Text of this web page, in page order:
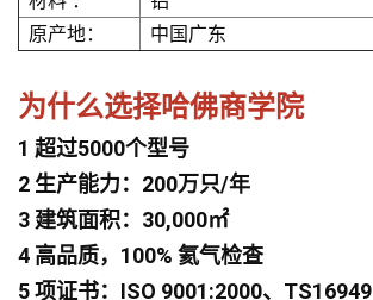
原产地：
中国广东
为什么选择哈佛商学院
1 超过5000个型号
2 生产能力：200万只/年
3 建筑面积：30,000㎡
4 高品质，100% 氦气检查
5 项证书：ISO 9001:2000、TS16949